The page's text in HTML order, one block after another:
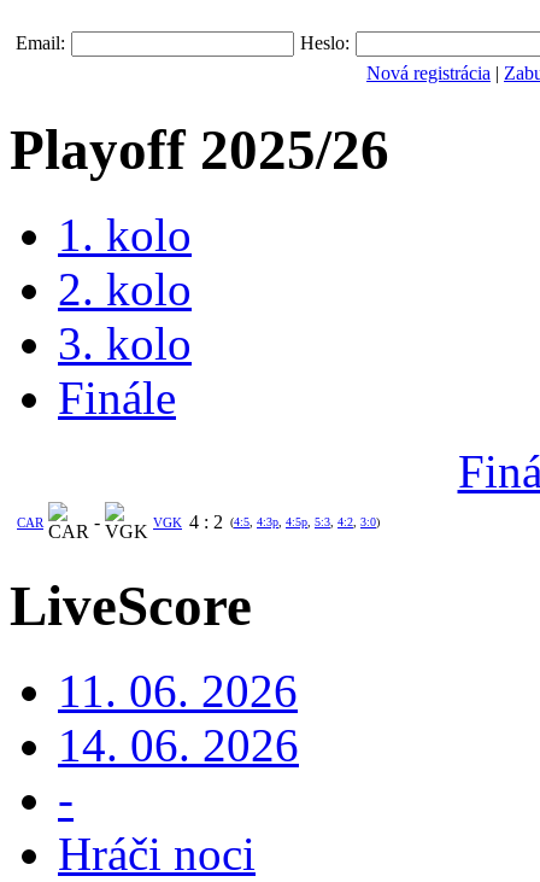
Email:
Heslo:
Nová registrácia |
Playoff 2025/26
1. kolo
2. kolo
3. kolo
Finále
CAR - VGK 4 : 2 (4:5 4:3p 4:5p 5:3 4:2 3:0)
LiveScore
11. 06. 2026
14. 06. 2026
-
Hráči noci